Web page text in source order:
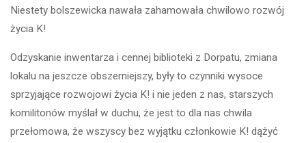
Niestety bolszewicka nawała zahamowała chwilowo rozwój
życia K!
Odzyskanie inwentarza i cennej biblioteki z Dorpatu, zmiana
lokalu na jeszcze obszerniejszy, były to czynniki wysoce
sprzyjające rozwojowi życia K! i nie jeden z nas, starszych
komilitonów myślał w duchu, że jest to dla nas chwila
przełomowa, że wszyscy bez wyjątku członkowie K! dążyć